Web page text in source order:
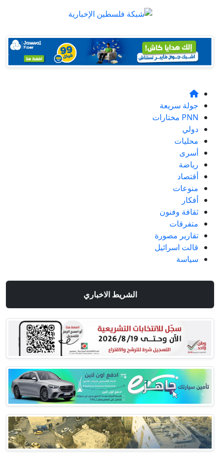
جولة سريعة
PNN مختارات
دولي
محليات
أسرى
رياضة
أقتصاد
منوعات
أفكار
ثقافة وفنون
متفرقات
تقارير مصورة
قالت اسرائيل
سياسة
الشريط الاخباري